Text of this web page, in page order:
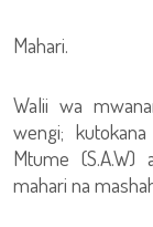
Mahari.
Walii wa
wengi;
Mtume
mahari na